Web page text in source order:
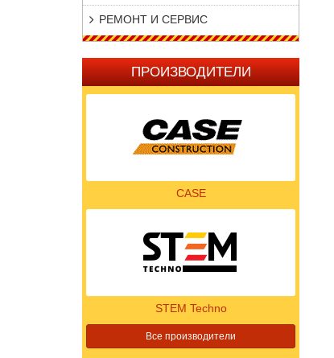
РЕМОНТ И СЕРВИС
ПРОИЗВОДИТЕЛИ
CASE
STEM Techno
Все производители